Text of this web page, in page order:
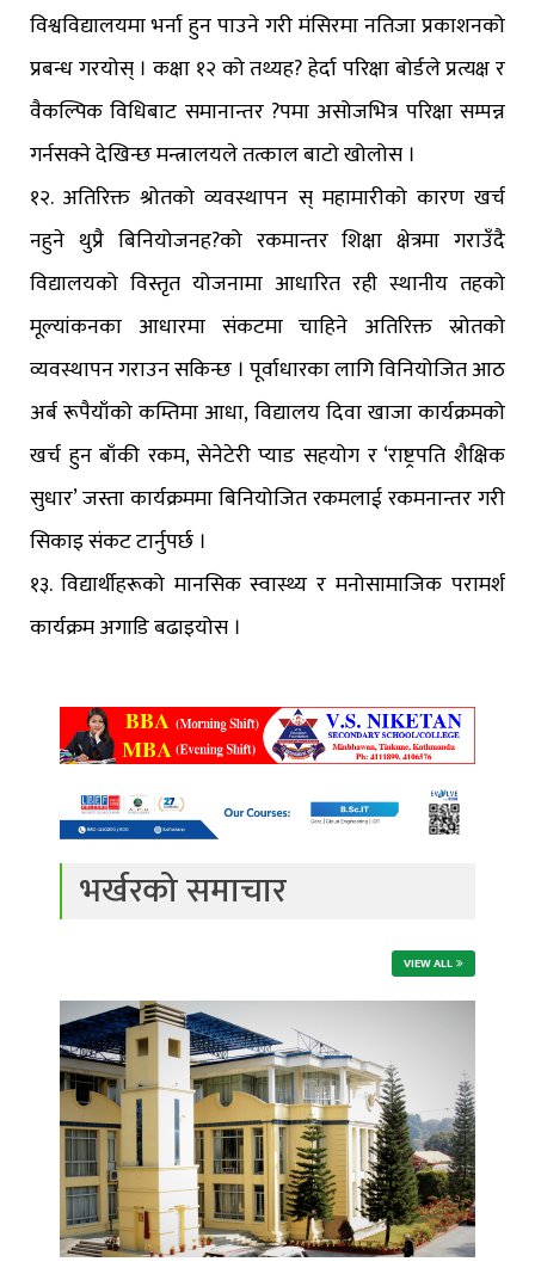
विश्वविद्यालयमा भर्ना हुन पाउने गरी मंसिरमा नतिजा प्रकाशनको
प्रबन्ध गरयोस् । कक्षा १२ को तथ्यह? हेर्दा परिक्षा बोर्डले प्रत्यक्ष र
वैकल्पिक विधिबाट समानान्तर ?पमा असोजभित्र परिक्षा सम्पन्न
गर्नसक्ने देखिन्छ मन्त्रालयले तत्काल बाटो खोलोस ।
१२. अतिरिक्त श्रोतको व्यवस्थापन स् महामारीको कारण खर्च
नहुने थुप्रै बिनियोजनह?को रकमान्तर शिक्षा क्षेत्रमा गराउँदै
विद्यालयको विस्तृत योजनामा आधारित रही स्थानीय तहको
मूल्यांकनका आधारमा संकटमा चाहिने अतिरिक्त स्रोतको
व्यवस्थापन गराउन सकिन्छ । पूर्वाधारका लागि विनियोजित आठ
अर्ब रूपैयाँको कम्तिमा आधा, विद्यालय दिवा खाजा कार्यक्रमको
खर्च हुन बाँकी रकम, सेनेटेरी प्याड सहयोग र ‘राष्ट्रपति शैक्षिक
सुधार’ जस्ता कार्यक्रममा बिनियोजित रकमलाई रकमनान्तर गरी
सिकाइ संकट टार्नुपर्छ ।
१३. विद्यार्थीहरूको मानसिक स्वास्थ्य र मनोसामाजिक परामर्श
कार्यक्रम अगाडि बढाइयोस ।
भर्खरको समाचार
VIEW ALL